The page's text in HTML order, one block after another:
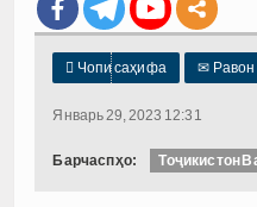
 Чопи саҳифа ✉
Январь 29, 2023 12:31
Барчаспҳо: Тоҷикистон